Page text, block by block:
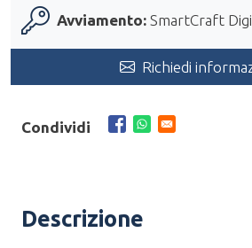
Avviamento: SmartCraft
Richiedi
Condividi
Descrizione